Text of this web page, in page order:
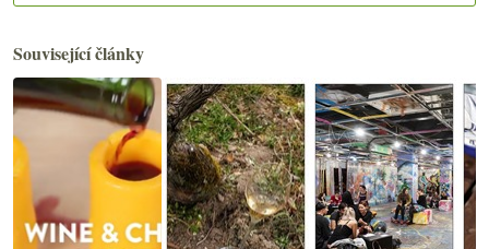
Související články